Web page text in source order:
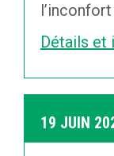
Détails et
19 JUIN